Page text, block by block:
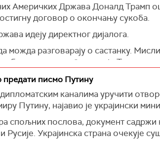
Америчких Држава Доналд Трамп
договор о окончању сукоба.
идеју директног дијалога.
можда разговарају о састанку.
треба то да заврше", рекао је Трамп
писмо Путину
каналима уручити
Путину, најавио је украјински
спољних послова, документ
Русије. Украјинска страна очекује